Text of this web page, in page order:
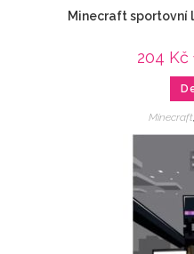
Minecraft sportovní
204 Kč
Minecraft,